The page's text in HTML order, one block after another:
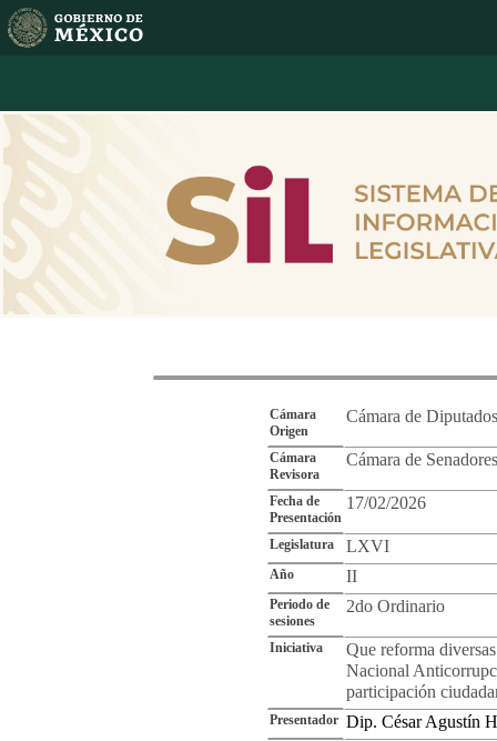
Cámara
Origen
Cámara de Diputados
Cámara
Revisora
Cámara de Senadores
Fecha de
Presentación
17/02/2026
Legislatura LXVI
Año II
Periodo de
sesiones
2do Ordinario
Iniciativa
Que reforma
Nacional
participación
Presentador Dip. César Agustín